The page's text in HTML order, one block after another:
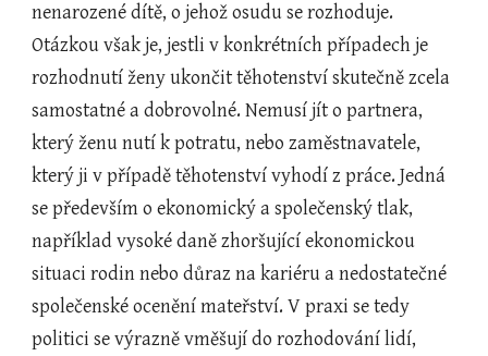
nenarozené dítě, o jehož osudu se rozhoduje.
Otázkou však je, jestli v konkrétních případech je
rozhodnutí ženy ukončit těhotenství skutečně zcela
samostatné a dobrovolné. Nemusí jít o partnera,
který ženu nutí k potratu, nebo zaměstnavatele,
který ji v případě těhotenství vyhodí z práce. Jedná
se především o ekonomický a společenský tlak,
například vysoké daně zhoršující ekonomickou
situaci rodin nebo důraz na kariéru a nedostatečné
společenské ocenění mateřství. V praxi se tedy
politici se výrazně vměšují do rozhodování lidí,